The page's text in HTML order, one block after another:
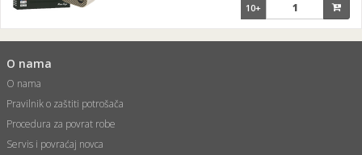
10+
O nama
O nama
Pravilnik o zaštiti potrošača
Procedura za povrat robe
Servis i povraćaj novca